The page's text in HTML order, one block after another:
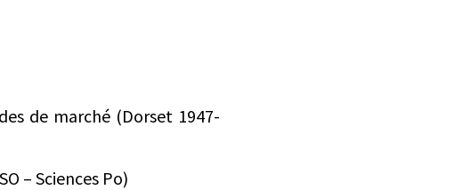
de marché (Dorset 1947-
– Sciences Po)